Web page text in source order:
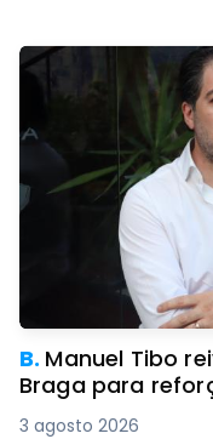
B. Manuel Tibo
Braga para
3 agosto 2026